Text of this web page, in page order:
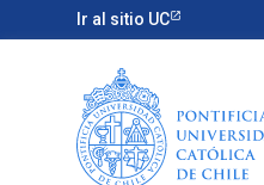
Ir al sitio UC